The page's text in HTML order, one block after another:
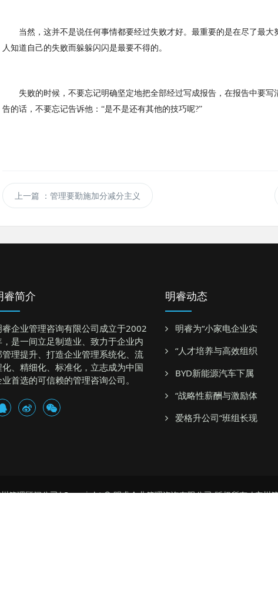
当然，这并不是说任何事情都要经过失败才好。最重要的是在尽了最
人知道自己的失败而躲躲闪闪是最要不得的。
失败的时候，不要忘记明确坚定地把全部经过写成报告，在报告中要
告的话，不要忘记告诉他：“是不是还有其他的技巧呢?”
上一篇 ：管理要勤施加分减分主义
睿简介
睿企业管理咨询有限公司成立于2002
，是一间立足制造业、致力于企业内
管理提升、打造企业管理系统化、流
化、精细化、标准化，立志成为中国
业首选的可信赖的管理咨询公司。
明睿动态
明睿为“小家电企业实
“人才培养与高效组织
BYD新能源汽车下属
“战略性薪酬与激励体
爱格升公司“班组长现
管理顾问公司|Copyright © 明睿企业管理咨询有限公司 版权所有 |广州